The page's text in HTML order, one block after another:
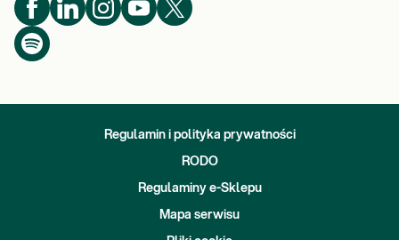
Regulamin i polityka prywatności
RODO
Regulaminy e-Sklepu
Mapa serwisu